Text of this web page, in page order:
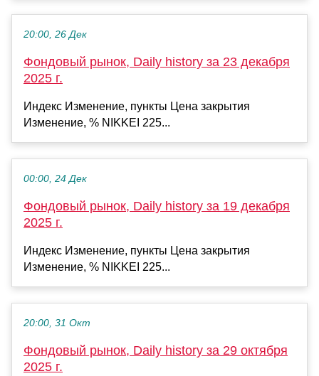
20:00, 26 Дек
Фондовый рынок, Daily history за 23 декабря
2025 г.
Индекс Изменение, пункты Цена закрытия
Изменение, % NIKKEI 225...
00:00, 24 Дек
Фондовый рынок, Daily history за 19 декабря
2025 г.
Индекс Изменение, пункты Цена закрытия
Изменение, % NIKKEI 225...
20:00, 31 Окт
Фондовый рынок, Daily history за 29 октября
2025 г.